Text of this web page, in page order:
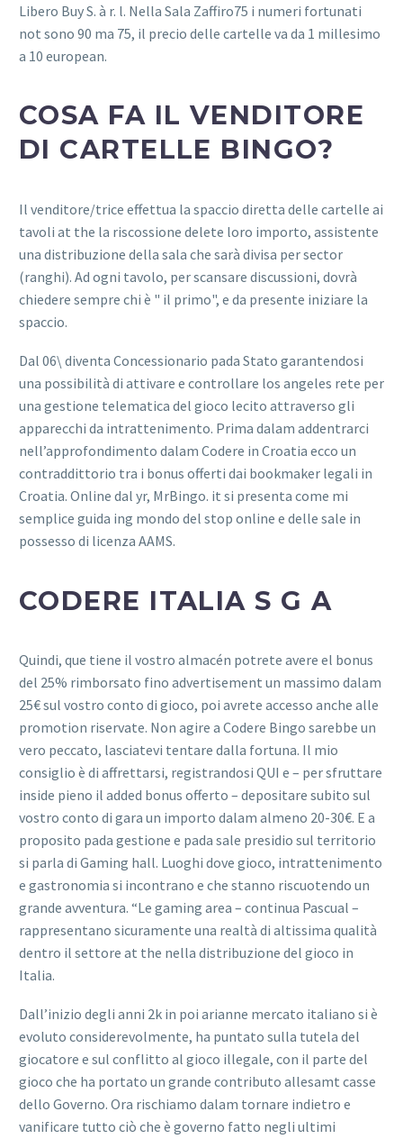
Libero Buy S. à r. l. Nella Sala Zaffiro75 i numeri fortunati
not sono 90 ma 75, il precio delle cartelle va da 1 millesimo
a 10 european.
COSA FA IL VENDITORE
DI CARTELLE BINGO?
Il venditore/trice effettua la spaccio diretta delle cartelle ai
tavoli at the la riscossione delete loro importo, assistente
una distribuzione della sala che sarà divisa per sector
(ranghi). Ad ogni tavolo, per scansare discussioni, dovrà
chiedere sempre chi è " il primo", e da presente iniziare la
spaccio.
Dal 06\ diventa Concessionario pada Stato garantendosi
una possibilità di attivare e controllare los angeles rete per
una gestione telematica del gioco lecito attraverso gli
apparecchi da intrattenimento. Prima dalam addentrarci
nell’approfondimento dalam Codere in Croatia ecco un
contraddittorio tra i bonus offerti dai bookmaker legali in
Croatia. Online dal yr, MrBingo. it si presenta come mi
semplice guida ing mondo del stop online e delle sale in
possesso di licenza AAMS.
CODERE ITALIA S G A
Quindi, que tiene il vostro almacén potrete avere el bonus
del 25% rimborsato fino advertisement un massimo dalam
25€ sul vostro conto di gioco, poi avrete accesso anche alle
promotion riservate. Non agire a Codere Bingo sarebbe un
vero peccato, lasciatevi tentare dalla fortuna. Il mio
consiglio è di affrettarsi, registrandosi QUI e – per sfruttare
inside pieno il added bonus offerto – depositare subito sul
vostro conto di gara un importo dalam almeno 20-30€. E a
proposito pada gestione e pada sale presidio sul territorio
si parla di Gaming hall. Luoghi dove gioco, intrattenimento
e gastronomia si incontrano e che stanno riscuotendo un
grande avventura. “Le gaming area – continua Pascual –
rappresentano sicuramente una realtà di altissima qualità
dentro il settore at the nella distribuzione del gioco in
Italia.
Dall’inizio degli anni 2k in poi arianne mercato italiano si è
evoluto considerevolmente, ha puntato sulla tutela del
giocatore e sul conflitto al gioco illegale, con il parte del
gioco che ha portato un grande contributo allesamt casse
dello Governo. Ora rischiamo dalam tornare indietro e
vanificare tutto ciò che è governo fatto negli ultimi